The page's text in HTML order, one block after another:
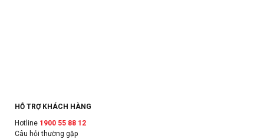
HỖ TRỢ KHÁCH HÀNG
Hotline 1900 55 88 12
Câu hỏi thường gặp